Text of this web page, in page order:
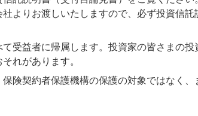
よりお渡しいたしますので、必ず投資信
受益者に帰属します。投資家の皆さまの
れがあります。
険契約者保護機構の保護の対象ではなく